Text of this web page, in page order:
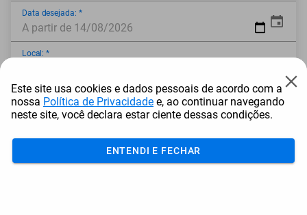
Data desejada: *
A partir de 14/08/2026
Local: *
* Campo obrigatório
Adicionar ao carrinho
Este site usa cookies e dados pessoais de acordo com a
nossa Política de Privacidade e, ao continuar navegando
neste site, você declara estar ciente dessas condições.
ENTENDI E FECHAR